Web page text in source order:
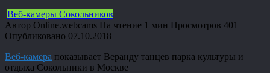
Веб-камеры Сокольников
Автор Online.webcams На чтение 1 мин Просмотров 401
Опубликовано 07.10.2018
Веб-камера показывает Веранду танцев парка культуры и
отдыха Сокольники в Москве